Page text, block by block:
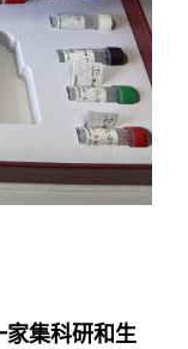
家集科研和生